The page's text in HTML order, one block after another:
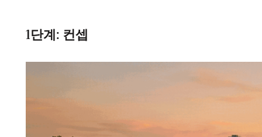
1단계: 컨셉